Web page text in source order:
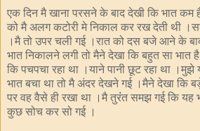
एक दिन मै खाना परसने के बाद देखी कि भात कम
को मै अलग कटोरी मे निकाल कर रख देती थी
।मै तो उपर चली गई ।रात को दस बजे आने के
भात निकालने लगी तो मैने देखा कि बहुत सा
कि पचपचा रहा था ।याने पानी छूट रहा था
भात बचा था तो मै अंदर देखने गई ।मैने देखा कि
पर वह वैसे ही रखा था ।मै तुरंंत समझ गई कि
कुछ सोच कर सो गई ।